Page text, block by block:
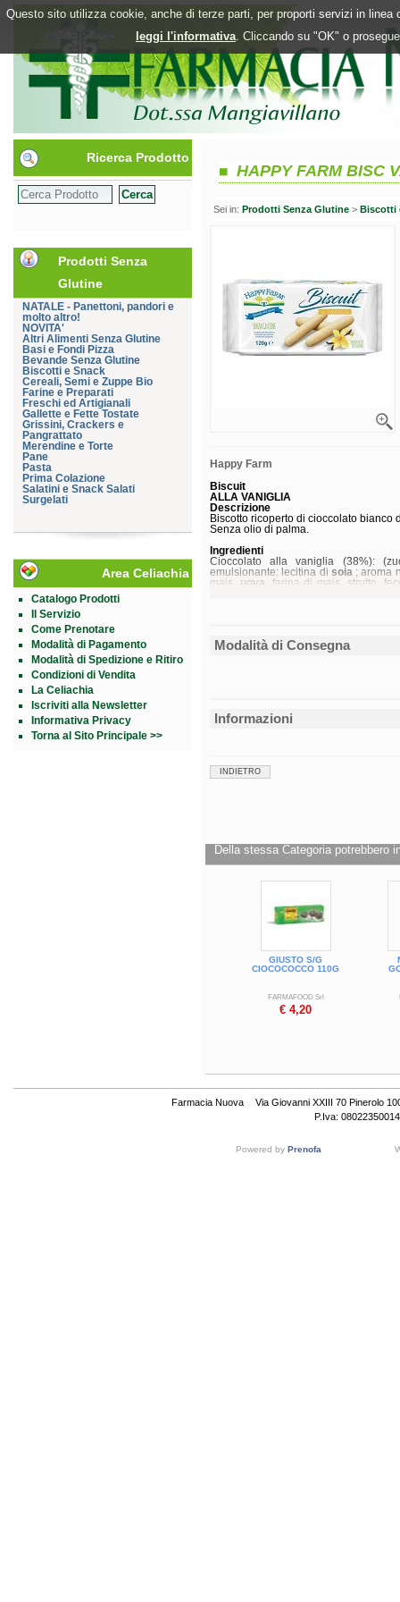
Questo sito utilizza cookie, anche di terze parti, per proporti servizi in
leggi l'informativa. Cliccando su "OK" o
Ricerca Prodotto
Prodotti Senza
Glutine
NATALE - Panettoni, pandori e
molto altro!
NOVITA'
Altri Alimenti Senza Glutine
Basi e Fondi Pizza
Bevande Senza Glutine
Biscotti e Snack
Cereali, Semi e Zuppe Bio
Farine e Preparati
Freschi ed Artigianali
Gallette e Fette Tostate
Grissini, Crackers e
Pangrattato
Merendine e Torte
Pane
Pasta
Prima Colazione
Salatini e Snack Salati
Surgelati
Area Celiachia
Catalogo Prodotti
Il Servizio
Come Prenotare
Modalità di Pagamento
Modalità di Spedizione e Ritiro
Condizioni di Vendita
La Celiachia
Iscriviti alla Newsletter
Informativa Privacy
Torna al Sito Principale >>
HAPPY FARM BISC
Sei in: Prodotti Senza Glutine > Biscotti
Happy Farm
Biscuit
ALLA VANIGLIA
Descrizione
Biscotto ricoperto di cioccolato bianco
Senza olio di palma.
Ingredienti
Cioccolato alla vaniglia (38%):
emulsionante: lecitina di soia; aroma
mais, uova
, farina di mais, strutto,
Caratteristiche nutrizionali
Carboidrati
di cui zuccheri
*AR = Assunzioni di Riferimento di un
Cod.23206
Modalità di Consegna
Informazioni
INDIETRO
Della stessa Categoria potrebbero
GIUSTO S/G
CIOCOCOCCO 110G
FARMAFOOD Srl
€ 4,20
Farmacia Nuova
Via Giovanni XXIII 70 Pinerolo
P.Iva: 08022350014
Powered by Prenofa